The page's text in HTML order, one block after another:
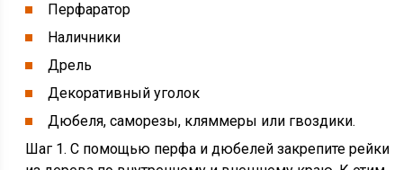
Перфаратор
Наличники
Дрель
Декоративный уголок
Дюбеля, саморезы, кляммеры или гвоздики.
Шаг 1. С помощью перфа и дюбелей закрепите рейки